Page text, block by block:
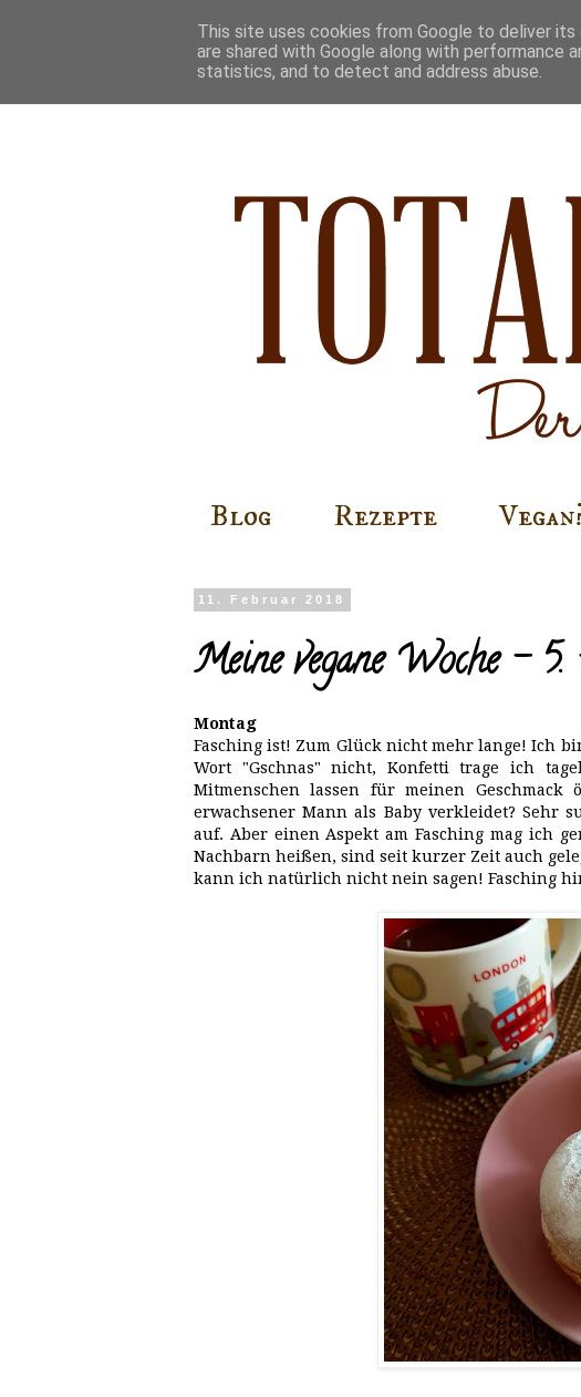
Blog Rezepte
11. Februar 2018
Meine vegane Woche - 5.
Montag
Fasching ist! Zum Glück nicht mehr lange! Ich
Wort "Gschnas" nicht, Konfetti trage ich
Mitmenschen lassen für meinen
erwachsener Mann als Baby verkleidet? Sehr
auf. Aber einen Aspekt am Fasching mag ich
Nachbarn heißen, sind seit kurzer Zeit auch
kann ich natürlich nicht nein sagen! Fasching
This site uses cookies from Google to deliver
are shared with Google along with performance
statistics, and to detect and address abuse.